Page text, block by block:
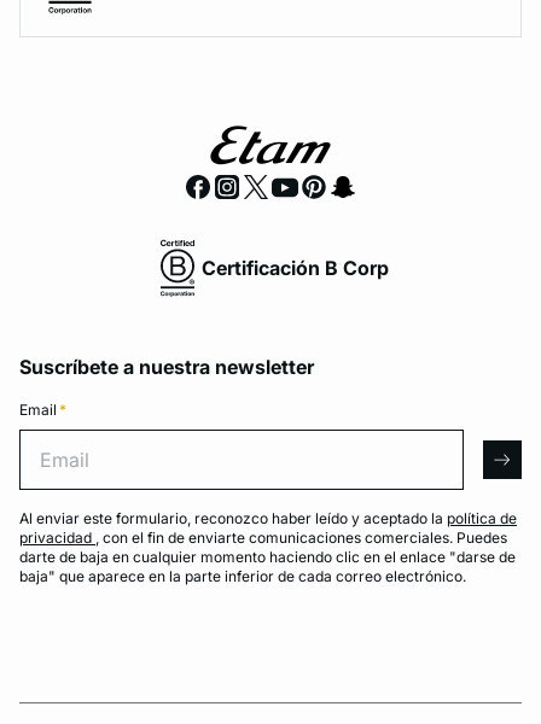
Certificación B Corp
Suscríbete a nuestra newsletter
Email *
Al enviar este formulario, reconozco haber leído y aceptado la política de
privacidad , con el fin de enviarte comunicaciones comerciales. Puedes
darte de baja en cualquier momento haciendo clic en el enlace "darse de
baja" que aparece en la parte inferior de cada correo electrónico.